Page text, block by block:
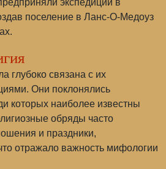
экспедиции в
поселение в Ланс-О-Медоуз
глубоко связана с их
Они поклонялись
которых наиболее известны
обряды часто
и праздники,
отражало важность мифологии